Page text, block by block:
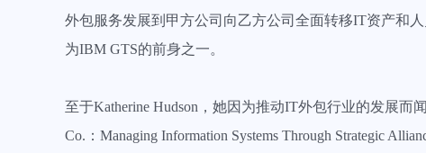
外包服务发展到甲方公司向乙方公司全面转移IT资产和
为IBM GTS的前身之一。
至于Katherine Hudson，她因为推动IT外包行业的发展
Co.：Managing Information Systems Through Strategic